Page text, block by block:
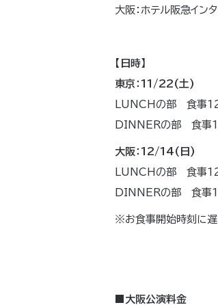
大阪：ホテル阪急イン
【日時】
東京：11/22(土)
LUNCHの部 食事
DINNERの部 食事
大阪：12/14(日)
LUNCHの部 食事
DINNERの部 食事
※お食事開始時刻に遅
■大阪公演料金